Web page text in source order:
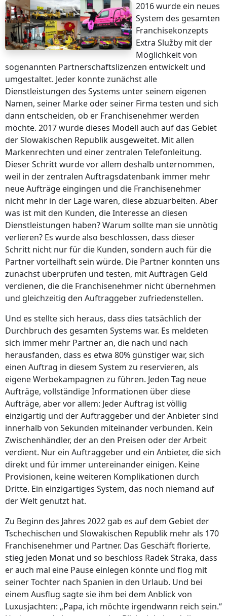
2016 wurde ein neues
System des gesamten
Franchisekonzepts
Extra Služby mit der
Möglichkeit von
sogenannten Partnerschaftslizenzen entwickelt und
umgestaltet. Jeder konnte zunächst alle
Dienstleistungen des Systems unter seinem eigenen
Namen, seiner Marke oder seiner Firma testen und sich
dann entscheiden, ob er Franchisenehmer werden
möchte. 2017 wurde dieses Modell auch auf das Gebiet
der Slowakischen Republik ausgeweitet. Mit allen
Markenrechten und einer zentralen Telefonleitung.
Dieser Schritt wurde vor allem deshalb unternommen,
weil in der zentralen Auftragsdatenbank immer mehr
neue Aufträge eingingen und die Franchisenehmer
nicht mehr in der Lage waren, diese abzuarbeiten. Aber
was ist mit den Kunden, die Interesse an diesen
Dienstleistungen haben? Warum sollte man sie unnötig
verlieren? Es wurde also beschlossen, dass dieser
Schritt nicht nur für die Kunden, sondern auch für die
Partner vorteilhaft sein würde. Die Partner konnten uns
zunächst überprüfen und testen, mit Aufträgen Geld
verdienen, die die Franchisenehmer nicht übernehmen
und gleichzeitig den Auftraggeber zufriedenstellen.
Und es stellte sich heraus, dass dies tatsächlich der
Durchbruch des gesamten Systems war. Es meldeten
sich immer mehr Partner an, die nach und nach
herausfanden, dass es etwa 80% günstiger war, sich
einen Auftrag in diesem System zu reservieren, als
eigene Werbekampagnen zu führen. Jeden Tag neue
Aufträge, vollständige Informationen über diese
Aufträge, aber vor allem: Jeder Auftrag ist völlig
einzigartig und der Auftraggeber und der Anbieter sind
innerhalb von Sekunden miteinander verbunden. Kein
Zwischenhändler, der an den Preisen oder der Arbeit
verdient. Nur ein Auftraggeber und ein Anbieter, die sich
direkt und für immer untereinander einigen. Keine
Provisionen, keine weiteren Komplikationen durch
Dritte. Ein einzigartiges System, das noch niemand auf
der Welt genutzt hat.
Zu Beginn des Jahres 2022 gab es auf dem Gebiet der
Tschechischen und Slowakischen Republik mehr als 170
Franchisenehmer und Partner. Das Geschäft florierte,
stieg jeden Monat und so beschloss Radek Straka, dass
er auch mal eine Pause einlegen könnte und flog mit
seiner Tochter nach Spanien in den Urlaub. Und bei
einem Ausflug sagte sie ihm bei dem Anblick von
Luxusjachten: „Papa, ich möchte irgendwann reich sein.“